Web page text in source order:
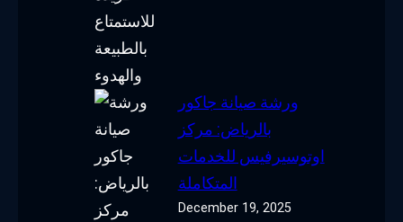
ورشة صيانة جاكور
بالرياض: مركز
اوتوسيرفيس للخدمات
المتكاملة
December 19, 2025